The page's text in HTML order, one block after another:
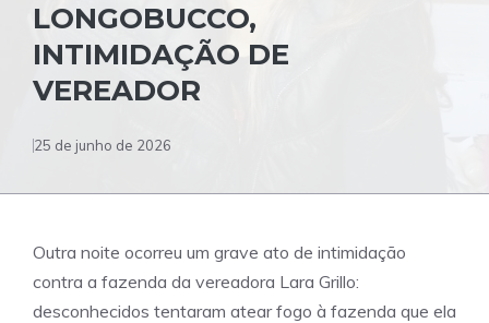
LONGOBUCCO,
INTIMIDAÇÃO DE
VEREADOR
25 de junho de 2026
Outra noite ocorreu um grave ato de intimidação
contra a fazenda da vereadora Lara Grillo:
desconhecidos tentaram atear fogo à fazenda que ela